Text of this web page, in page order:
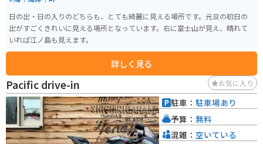
日の出・日の入りのどちらも、とても綺麗に見える場所です。元旦の初日の
出がすごくきれいに見える場所となっています。右に富士山が見え、晴れて
いれば江ノ島も見えます。
詳しく見る
Pacific drive-in お気に入り
駐車： 駐車場あり
予算： 無料
混雑： 空いている